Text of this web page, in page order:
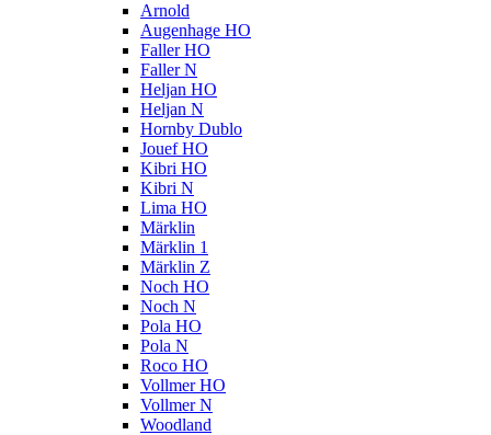
Arnold
Augenhage HO
Faller HO
Faller N
Heljan HO
Heljan N
Hornby Dublo
Jouef HO
Kibri HO
Kibri N
Lima HO
Märklin
Märklin 1
Märklin Z
Noch HO
Noch N
Pola HO
Pola N
Roco HO
Vollmer HO
Vollmer N
Woodland